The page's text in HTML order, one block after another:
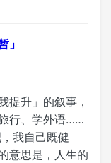
」
提升」的叙事，
行、学外语……
我自己既健
意思是，人生的